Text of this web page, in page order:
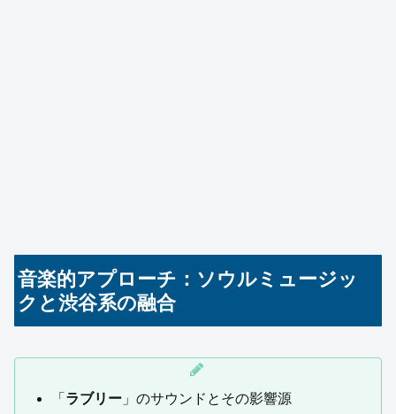
音楽的アプローチ：ソウルミュージッ
クと渋谷系の融合
「 ラブリー 」のサウンドとその影響源